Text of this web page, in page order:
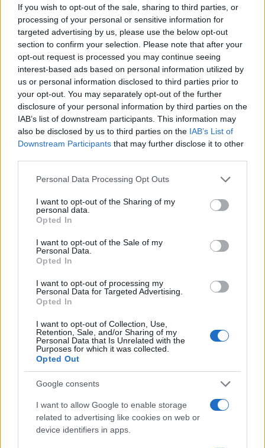
If you wish to opt-out of the sale, sharing to third parties, or
processing of your personal or sensitive information for
targeted advertising by us, please use the below opt-out
section to confirm your selection. Please note that after your
opt-out request is processed you may continue seeing
interest-based ads based on personal information utilized by
us or personal information disclosed to third parties prior to
your opt-out. You may separately opt-out of the further
disclosure of your personal information by third parties on the
IAB’s list of downstream participants. This information may
also be disclosed by us to third parties on the IAB’s List of
Downstream Participants that may further disclose it to other
Please note that this website/app uses one or more Google
not limited to your visit or usage behaviour. You may click to
grant or deny consent to Google and its third-party tags to
use your data for below specified purposes in below Google
consent section.
Personal Data Processing Opt Outs
I want to opt-out of the Sharing of my
personal data.
Opted In
I want to opt-out of the Sale of my
Personal Data.
Opted In
I want to opt-out of processing my
Personal Data for Targeted Advertising.
Opted In
I want to opt-out of Collection, Use,
Retention, Sale, and/or Sharing of my
Personal Data that Is Unrelated with the
Purposes for which it was collected.
Opted Out
Google consents
I want to allow Google to enable storage
related to advertising like cookies on web or
device identifiers in apps.
creazione di piattaforme di segnalazione, nel
tentativo di ridurre l’incertezza e accelerare il
lavoro di identificazione delle persone scomparse.
La situazione resta in evoluzione. Le autorità
continuano a fornire aggiornamenti e a coordinare
gli interventi di soccorso, mentre la comunità
internazionale e organizzazioni religiose hanno
avviato canali di supporto per rispondere a una
AUTORE
Matteo Pellegrino ha organizzato una sfilata
pop-up nei vicoli del Quartieri Spagnoli per
moda che cura rubriche su artigianato e
tendenze locali. Nato a Napoli, conserva
di via Toledo.